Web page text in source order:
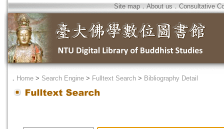
Site map．About us ． Consultative
． Home > Search Engine > Fulltext Search > Bibliography Detail